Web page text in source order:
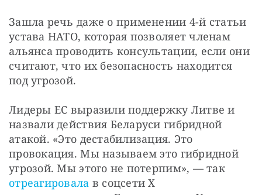
Зашла речь даже о применении 4-й статьи
устава НАТО, которая позволяет членам
альянса проводить консультации, если они
считают, что их безопасность находится
под угрозой.
Лидеры ЕС выразили поддержку Литве и
назвали действия Беларуси гибридной
атакой. «Это дестабилизация. Это
провокация. Мы называем это гибридной
угрозой. Мы этого не потерпим», — так
отреагировала в соцсети X